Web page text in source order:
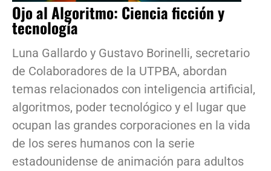
Ojo al Algoritmo: Ciencia ficción y
tecnología
Luna Gallardo y Gustavo Borinelli, secretario
de Colaboradores de la UTPBA, abordan
temas relacionados con inteligencia artificial,
algoritmos, poder tecnológico y el lugar que
ocupan las grandes corporaciones en la vida
de los seres humanos con la serie
estadounidense de animación para adultos